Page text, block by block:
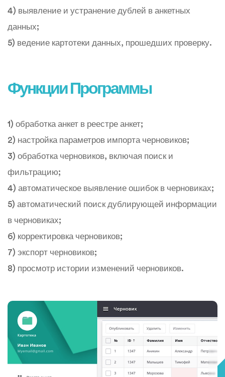
4) выявление и устранение дублей в анкетных
данных;
5) ведение картотеки данных, прошедших проверку.
Функции Программы
1) обработка анкет в реестре анкет;
2) настройка параметров импорта черновиков;
3) обработка черновиков, включая поиск и
фильтрацию;
4) автоматическое выявление ошибок в черновиках;
5) автоматический поиск дублирующей информации
в черновиках;
6) корректировка черновиков;
7) экспорт черновиков;
8) просмотр истории изменений черновиков.